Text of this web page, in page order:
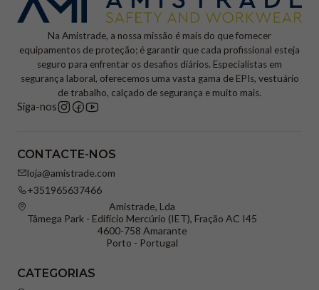
Na Amistrade, a nossa missão é mais do que fornecer
equipamentos de proteção; é garantir que cada profissional esteja
seguro para enfrentar os desafios diários. Especialistas em
segurança laboral, oferecemos uma vasta gama de EPIs, vestuário
de trabalho, calçado de segurança e muito mais.
Siga-nos
CONTACTE-NOS
loja@amistrade.com
+351965637466
Amistrade, Lda
Tâmega Park - Edifício Mercúrio (IET), Fração AC I45
4600-758 Amarante
Porto - Portugal
CATEGORIAS